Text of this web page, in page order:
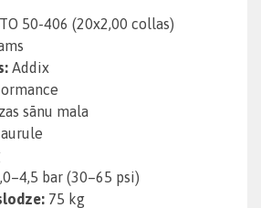
50-406 (20x2,00 collas)
Addix
sānu mala
bar (30–65 psi)
75 kg